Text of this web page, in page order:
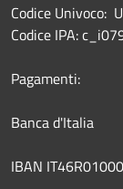
Codice Univoco:
Codice IPA:
Pagamenti:
Banca d'Italia
IBAN